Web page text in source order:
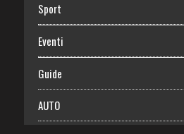
Sport
Eventi
Guide
AUTO